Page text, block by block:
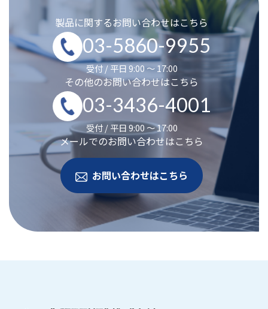
製品に関するお問い合わせはこちら
03-5860-9955
受付 / 平日 9:00 ～ 17:00
その他のお問い合わせはこちら
03-3436-4001
受付 / 平日 9:00 ～ 17:00
メールでのお問い合わせはこちら
お問い合わせはこちら